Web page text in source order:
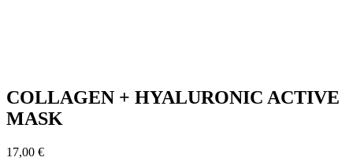
COLLAGEN + HYALURONIC ACTIVE
MASK
17,00 €